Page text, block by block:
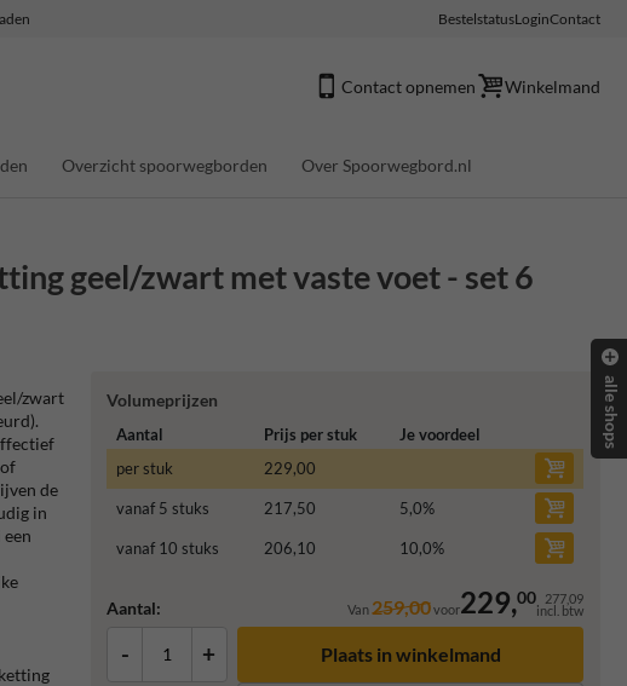
BestelstatusLoginContact
Contact opnemen Winkelmand
Overzicht spoorwegborden Over Spoorwegbord.nl
geel/zwart met vaste voet - set 6
Volumeprijzen
Aantal Prijs per stuk
Je voordeel
per stuk
229,00
vanaf 5 stuks 217,50 5,0%
vanaf 10 stuks 206,10 10,0%
Aantal: Van259,00voor229,00 277,09
incl. btw
- + Plaats in winkelmand
zwart
de
in
alle shops